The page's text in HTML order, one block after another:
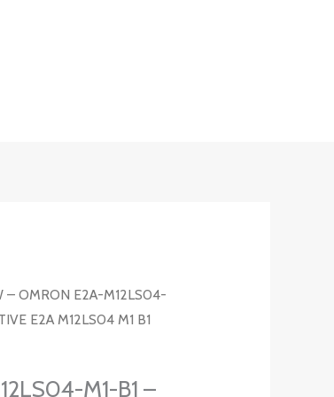
– OMRON E2A-M12LS04-
E2A M12LS04 M1 B1
M1-B1 –